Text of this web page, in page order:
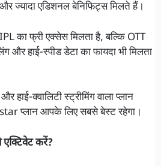
और ज्यादा एडिशनल बेनिफिट्स मिलते हैं।
का फ्री एक्सेस मिलता है, बल्कि OTT
और हाई-स्पीड डेटा का फायदा भी मिलता
क्वालिटी स्ट्रीमिंग वाला प्लान
प्लान आपके लिए सबसे बेस्ट रहेगा।
करें?